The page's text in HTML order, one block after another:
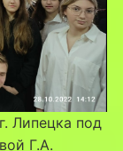
Липецка под
Г.А.